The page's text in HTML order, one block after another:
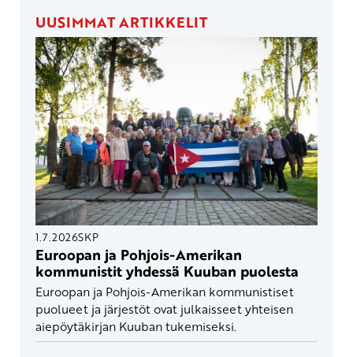
UUSIMMAT ARTIKKELIT
1.7.2026SKP
Euroopan ja Pohjois-Amerikan
kommunistit yhdessä Kuuban puolesta
Euroopan ja Pohjois-Amerikan kommunistiset
puolueet ja järjestöt ovat julkaisseet yhteisen
aiepöytäkirjan Kuuban tukemiseksi.